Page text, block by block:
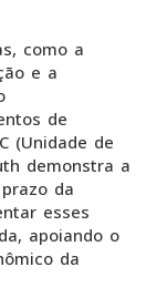
como a
e a
de
(Unidade de
demonstra a
da
esses
apoiando o
da